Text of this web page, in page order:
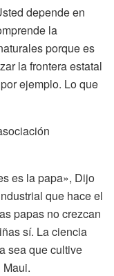
depende en
la
porque es
la frontera estatal
ejemplo. Lo que
es la papa», Dijo
que hace el
papas no crezcan
sí. La ciencia
sea que cultive